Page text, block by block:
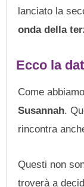
lanciato la
onda della
Ecco la
Come
Susannah.
rincontra
Questi non
troverà a